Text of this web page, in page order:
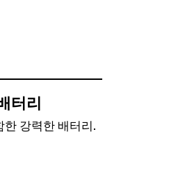
터리
한 강력한 배터리.